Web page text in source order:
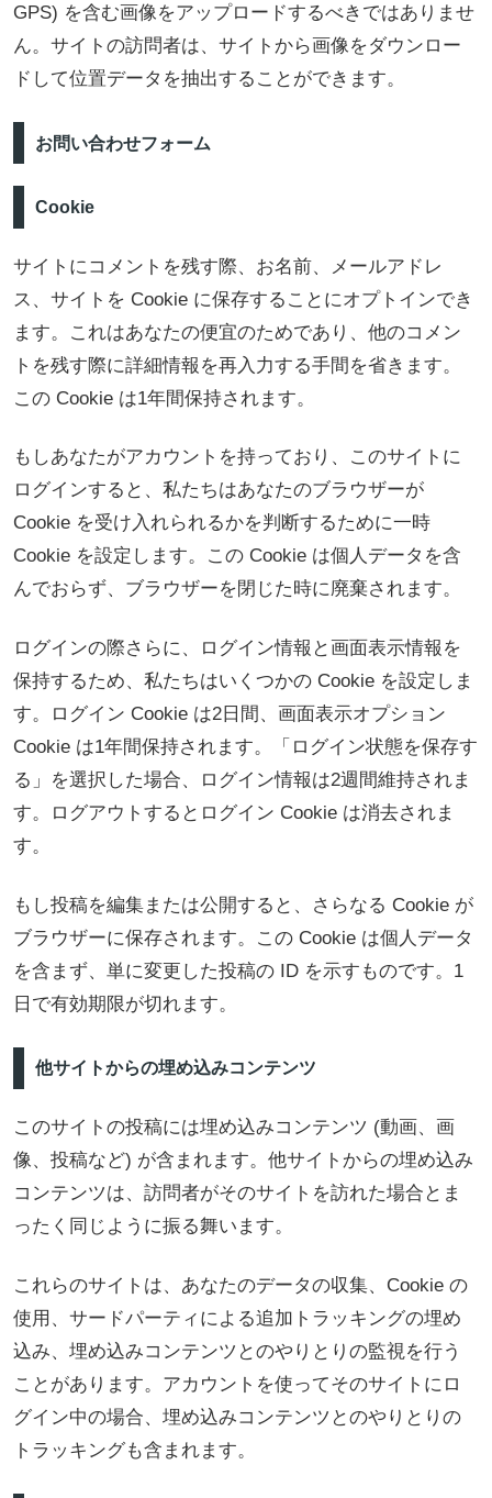
GPS) を含む画像をアップロードするべきではありませ
ん。サイトの訪問者は、サイトから画像をダウンロー
ドして位置データを抽出することができます。
お問い合わせフォーム
Cookie
サイトにコメントを残す際、お名前、メールアドレ
ス、サイトを Cookie に保存することにオプトインでき
ます。これはあなたの便宜のためであり、他のコメン
トを残す際に詳細情報を再入力する手間を省きます。
この Cookie は1年間保持されます。
もしあなたがアカウントを持っており、このサイトに
ログインすると、私たちはあなたのブラウザーが
Cookie を受け入れられるかを判断するために一時
Cookie を設定します。この Cookie は個人データを含
んでおらず、ブラウザーを閉じた時に廃棄されます。
ログインの際さらに、ログイン情報と画面表示情報を
保持するため、私たちはいくつかの Cookie を設定しま
す。ログイン Cookie は2日間、画面表示オプション
Cookie は1年間保持されます。「ログイン状態を保存す
る」を選択した場合、ログイン情報は2週間維持されま
す。ログアウトするとログイン Cookie は消去されま
す。
もし投稿を編集または公開すると、さらなる Cookie が
ブラウザーに保存されます。この Cookie は個人データ
を含まず、単に変更した投稿の ID を示すものです。1
日で有効期限が切れます。
他サイトからの埋め込みコンテンツ
このサイトの投稿には埋め込みコンテンツ (動画、画
像、投稿など) が含まれます。他サイトからの埋め込み
コンテンツは、訪問者がそのサイトを訪れた場合とま
ったく同じように振る舞います。
これらのサイトは、あなたのデータの収集、Cookie の
使用、サードパーティによる追加トラッキングの埋め
込み、埋め込みコンテンツとのやりとりの監視を行う
ことがあります。アカウントを使ってそのサイトにロ
グイン中の場合、埋め込みコンテンツとのやりとりの
トラッキングも含まれます。